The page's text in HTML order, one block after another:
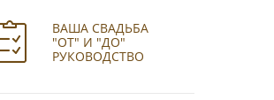
ВАША СВАДЬБА
"ОТ" И "ДО"
РУКОВОДСТВО